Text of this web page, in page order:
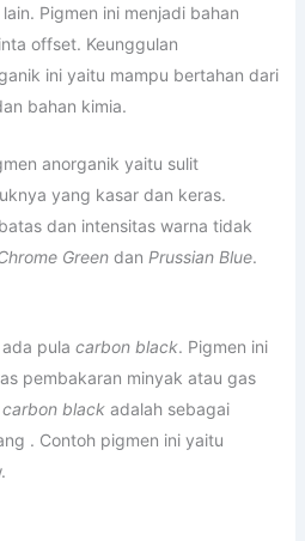
Pigmen ini menjadi bahan
offset. Keunggulan
ini yaitu mampu bertahan dari
bahan kimia.
anorganik yaitu sulit
yang kasar dan keras.
dan intensitas warna tidak
Greendan Prussian Blue.
pula carbon black. Pigmen ini
pembakaran minyak atau gas
carbon blackadalah sebagai
. Contoh pigmen ini yaitu